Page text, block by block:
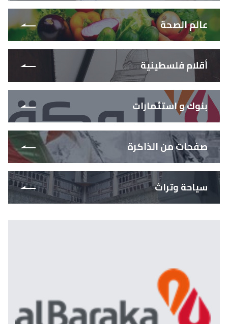
عالم الصحة
أقلام فلسطينية
بنوك و استثمارات
صفحات من الذاكرة
سياحة وتراث